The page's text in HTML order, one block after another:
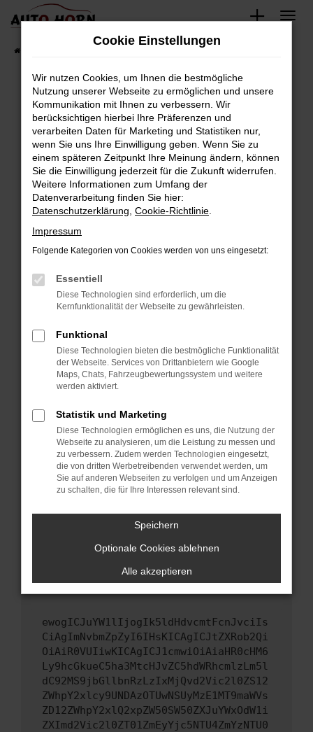
Zum
springen
Fahrzeugbestand
Fehler: Network Error
Beim Laden ist ein Fehler aufgetreten.
Hier sind ein paar Tipps, die dir helfen können:
Überprüfe deine Firewall und deine
Internetverbindung.
Laden andere Webseiten, zum Beispiel deine
Suchmaschine?
Prüfe deine Browsererweiterungen.
können das Laden bestimmter Seiten
verhindern. Funktioniert die Seite in einem
anderen Browser oder in einem privaten
Starte dein Gerät neu.
Das kann manchmal helfen, vorübergehende
Probleme zu beheben.
Betriebssystem auf dem neuesten Stand
sind.
Veraltete Software birgt nicht nur ein
Sicherheitsrisiko, sondern kann auch dazu
führen, dass bestimmte Funktionen nicht mehr
unterstützt werden.
Wende dich an den Webseitenbetreiber.
Wenn du alle oben genannten Schritte versucht
hast, kontaktiere uns bitte. Wir werden
versuchen, das Problem zu beheben. Du kannst
uns diesen Text schicken, um uns bei der
ewogICJuYW1lIjogIk5ldHdvcmtFcnJvciIs
CiAgImNvbmZpZyI6IHsKICAgICJtZXRob2Qi
OiAiR0VUIiwKICAgICJ1cmwiOiAiaHR0cHM6
Ly9hcGkueC5ha3MtcHJvZC5hdWRhcmlzLm5l
dC92MS9jbGllbnRzLzIxMjQvd2Vic2l0ZS12
ZWhpY2xlcy9UNDAzOTUwNSUyMzE1MT9maWVs
ZD12ZWhpY2xlQ2xpZW50SW50ZXJuYWxOdW1i
ZXImd2Vic2l0ZT01ZmEyYjc5NTU4ZmYzNTU0
Cookie Einstellungen
Wir nutzen Cookies, um Ihnen die bestmögliche
Nutzung unserer Webseite zu ermöglichen und unsere
Kommunikation mit Ihnen zu verbessern. Wir
berücksichtigen hierbei Ihre Präferenzen und
verarbeiten Daten für Marketing und Statistiken nur,
wenn Sie uns Ihre Einwilligung geben. Wenn Sie zu
einem späteren Zeitpunkt Ihre Meinung ändern, können
Sie die Einwilligung jederzeit für die Zukunft widerrufen.
Weitere Informationen zum Umfang der
Datenverarbeitung finden Sie hier:
Datenschutzerklärung Cookie-Richtlinie
Impressum
Folgende Kategorien von Cookies werden von uns eingesetzt:
Essentiell
Diese Technologien sind erforderlich, um die
Kernfunktionalität der Webseite zu gewährleisten.
Funktional
Diese Technologien bieten die bestmögliche Funktionalität
der Webseite. Services von Drittanbietern wie Google
Maps, Chats, Fahrzeugbewertungssystem und weitere
werden aktiviert.
Statistik und Marketing
Diese Technologien ermöglichen es uns, die Nutzung der
Webseite zu analysieren, um die Leistung zu messen und
zu verbessern. Zudem werden Technologien eingesetzt,
die von dritten Werbetreibenden verwendet werden, um
Sie auf anderen Webseiten zu verfolgen und um Anzeigen
zu schalten, die für Ihre Interessen relevant sind.
Speichern
Optionale Cookies ablehnen
Alle akzeptieren